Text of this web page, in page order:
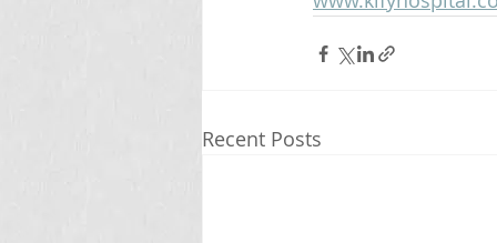
Recent Posts